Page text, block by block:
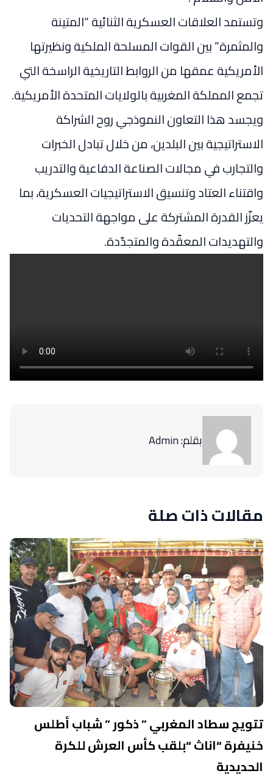
وتستمد العلاقات العسكرية الثنائية “المتينة
والمثمرة” بين القوات المسلحة الملكية ونظيرتها
الأمريكية عمقها من الروابط التاريخية الراسخة التي
تجمع المملكة المغربية بالولايات المتحدة الأمريكية.
ويجسد هذا التعاون النموذجي روح الشراكة
الاستراتيجية بين البلدين، من خلال تبادل الخبرات
والتجارب في مجالات الصناعة الدفاعية والتدريب
واقتناء العتاد وتنسيق الاستراتيجيات العسكرية، بما
يعزّز القدرة المشتركة على مواجهة التحديات
والتهديدات المعقّدة والمتجدّدة.
بقلم: Admin
مقالات ذات صلة
تتويج سطاد المغربي ” ذكور ” شباب أطلس
خنيفرة “اناث “بلقب كأس العرش للكرة
الحديدية